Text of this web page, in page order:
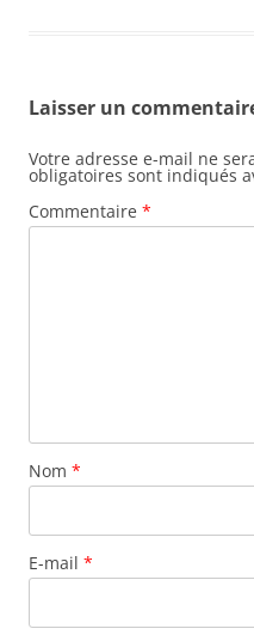
Laisser un
Votre adresse e-mail ne
obligatoires sont indiqués
Commentaire *
Nom *
E-mail *